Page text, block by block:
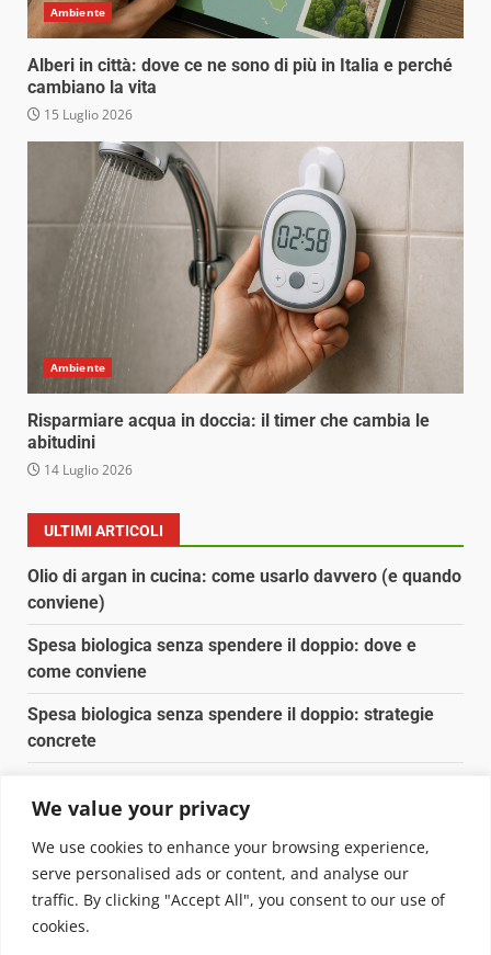
We value your privacy
We use cookies to enhance your browsing experience,
serve personalised ads or content, and analyse our
traffic. By clicking "Accept All", you consent to our use of
cookies.
Ambiente
Alberi in città: dove ce ne sono di più in Italia e perché
cambiano la vita
15 Luglio 2026
Ambiente
Risparmiare acqua in doccia: il timer che cambia le
abitudini
14 Luglio 2026
ULTIMI ARTICOLI
Olio di argan in cucina: come usarlo davvero (e quando
conviene)
Spesa biologica senza spendere il doppio: dove e
come conviene
Spesa biologica senza spendere il doppio: strategie
concrete
Pulizia naturale della casa: 3 ingredienti che
sostituiscono 10 prodotti chimici
Copyright © 2025 Biopianeta.it proprietà di Jws Media